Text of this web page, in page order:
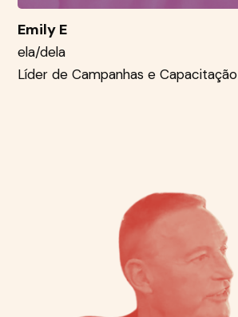
Emily E
ela/dela
Líder de Campanhas e Capacitação